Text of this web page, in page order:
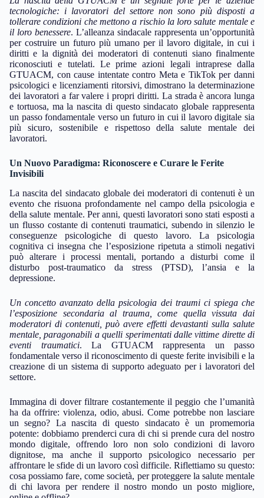
tecnologiche: i lavoratori del settore non sono più disposti a
tollerare condizioni che mettono a rischio la loro salute mentale e
il loro benessere. L’alleanza sindacale rappresenta un’opportunità
per costruire un futuro più umano per il lavoro digitale, in cui i
diritti e la dignità dei moderatori di contenuti siano finalmente
riconosciuti e tutelati. Le prime azioni legali intraprese dalla
GTUACM, con cause intentate contro Meta e TikTok per danni
psicologici e licenziamenti ritorsivi, dimostrano la determinazione
dei lavoratori a far valere i propri diritti. La strada è ancora lunga
e tortuosa, ma la nascita di questo sindacato globale rappresenta
un passo fondamentale verso un futuro in cui il lavoro digitale sia
più sicuro, sostenibile e rispettoso della salute mentale dei
lavoratori.
Un Nuovo Paradigma: Riconoscere e Curare le Ferite
Invisibili
La nascita del sindacato globale dei moderatori di contenuti è un
evento che risuona profondamente nel campo della psicologia e
della salute mentale. Per anni, questi lavoratori sono stati esposti a
un flusso costante di contenuti traumatici, subendo in silenzio le
conseguenze psicologiche di questo lavoro. La psicologia
cognitiva ci insegna che l’esposizione ripetuta a stimoli negativi
può alterare i processi mentali, portando a disturbi come il
disturbo post-traumatico da stress (PTSD), l’ansia e la
depressione.
Un concetto avanzato della psicologia dei traumi ci spiega che
l’esposizione secondaria al trauma, come quella vissuta dai
moderatori di contenuti, può avere effetti devastanti sulla salute
mentale, paragonabili a quelli sperimentati dalle vittime dirette di
eventi traumatici. La GTUACM rappresenta un passo
fondamentale verso il riconoscimento di queste ferite invisibili e la
creazione di un sistema di supporto adeguato per i lavoratori del
settore.
Immagina di dover filtrare costantemente il peggio che l’umanità
ha da offrire: violenza, odio, abusi. Come potrebbe non lasciare
un segno? La nascita di questo sindacato è un promemoria
potente: dobbiamo prenderci cura di chi si prende cura del nostro
mondo digitale, offrendo loro non solo condizioni di lavoro
dignitose, ma anche il supporto psicologico necessario per
affrontare le sfide di un lavoro così difficile. Riflettiamo su questo:
cosa possiamo fare, come società, per proteggere la salute mentale
di chi lavora per rendere il nostro mondo un posto migliore,